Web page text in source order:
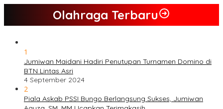
Olahraga Terbaru
1
Jumiwan Maidani Hadiri Penutupan Turnamen Domino di
BTN Lintas Asri
4 September 2024
2
Piala Askab PSSI Bungo Berlangsung Sukses, Jumiwan